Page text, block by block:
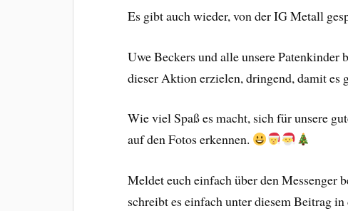
Es gibt auch wieder, von der IG Metall
Uwe Beckers und alle unsere
dieser Aktion erzielen, dringend, damit es
Wie viel Spaß es macht, sich für unsere
auf den Fotos erkennen.
Meldet euch einfach über den Messenger
schreibt es einfach unter diesem Beitrag